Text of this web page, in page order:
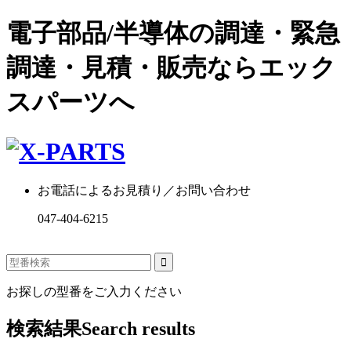
電子部品/半導体の調達・緊急
調達・見積・販売ならエック
スパーツへ
お電話によるお見積り／お問い合わせ
047-404-6215
お探しの型番をご入力ください
検索結果Search results